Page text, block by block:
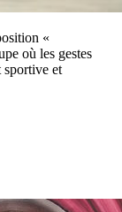
«
où les gestes
sportive et